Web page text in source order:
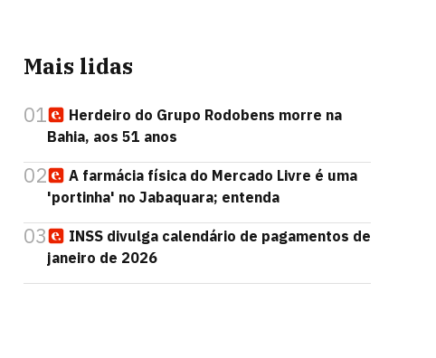
Mais lidas
01
Herdeiro do Grupo Rodobens morre na
Bahia, aos 51 anos
02
A farmácia física do Mercado Livre é uma
'portinha' no Jabaquara; entenda
03
INSS divulga calendário de pagamentos de
janeiro de 2026